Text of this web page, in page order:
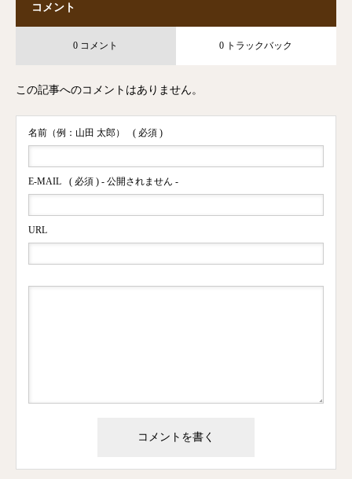
コメント
0 コメント 0 トラックバック
この記事へのコメントはありません。
名前（例：山田 太郎） ( 必須 )
E-MAIL ( 必須 ) - 公開されません -
URL